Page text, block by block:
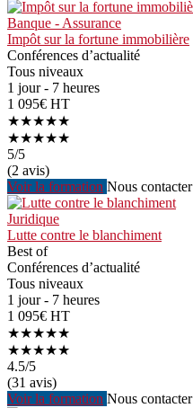
Banque - Assurance
Impôt sur la fortune immobilière
Conférences d’actualité
Tous niveaux
1 jour - 7 heures
1 095€ HT
★★★★★
★★★★★
5/5
(2 avis)
Voir la formation Nous contacter
Juridique
Lutte contre le blanchiment
Best of
Conférences d’actualité
Tous niveaux
1 jour - 7 heures
1 095€ HT
★★★★★
★★★★★
4.5/5
(31 avis)
Voir la formation Nous contacter